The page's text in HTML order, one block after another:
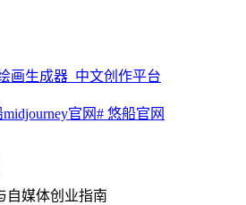
画生成器_中文创作平台
官网# 悠船官网
自媒体创业指南